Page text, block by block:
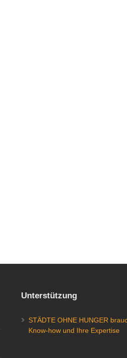
Unterstützung
STÄDTE OHNE HUNGER
Know-how und Ihre Expertise